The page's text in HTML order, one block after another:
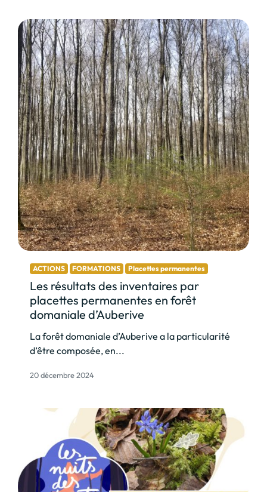
ACTIONS FORMATIONS Placettes permanentes
Les résultats des inventaires par
placettes permanentes en forêt
domaniale d’Auberive
La forêt domaniale d’Auberive a la particularité
d’être composée, en...
20 décembre 2024